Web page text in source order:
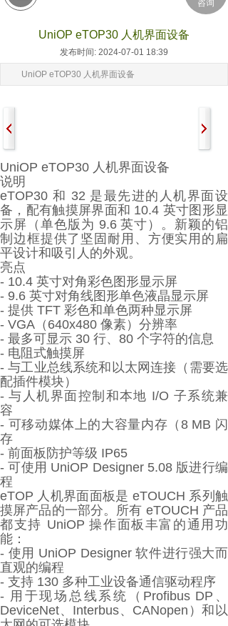
UniOP eTOP30 人机界面设备
发布时间: 2024-07-01 18:39
UniOP eTOP30 人机界面设备
UniOP eTOP30 人机界面设备
说明
eTOP30 和 32 是最先进的人机界面设
备，配有触摸屏界面和 10.4 英寸图形显
示屏（单色版为 9.6 英寸）。新颖的铝
制边框提供了坚固耐用、方便实用的扁
平设计和吸引人的外观。
亮点
- 10.4 英寸对角彩色图形显示屏
- 9.6 英寸对角线图形单色液晶显示屏
- 提供 TFT 彩色和单色两种显示屏
- VGA（640x480 像素）分辨率
- 最多可显示 30 行、80 个字符的信息
- 电阻式触摸屏
- 与工业总线系统和以太网连接（需要选
配插件模块）
- 与人机界面控制和本地 I/O 子系统兼
容
- 可移动媒体上的大容量内存（8 MB 闪
存
- 前面板防护等级 IP65
- 可使用 UniOP Designer 5.08 版进行编
程
eTOP 人机界面面板是 eTOUCH 系列触
摸屏产品的一部分。所有 eTOUCH 产品
都支持 UniOP 操作面板丰富的通用功
能：
- 使用 UniOP Designer 软件进行强大而
直观的编程
- 支持 130 多种工业设备通信驱动程序
- 用于现场总线系统（Profibus DP、
DeviceNet、Interbus、CANopen）和以
咨询